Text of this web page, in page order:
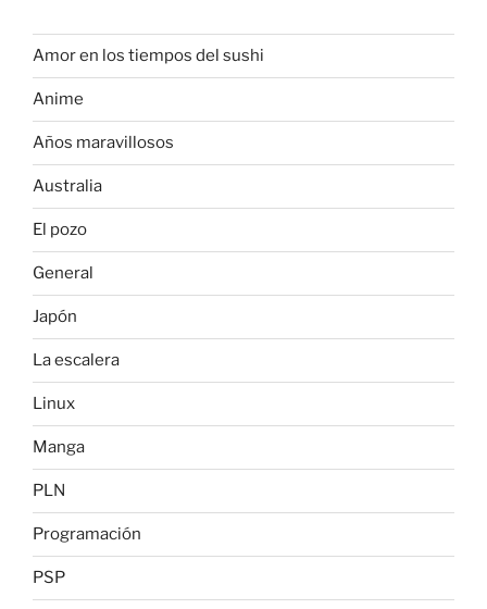
Amor en los tiempos del sushi
Anime
Años maravillosos
Australia
El pozo
General
Japón
La escalera
Linux
Manga
PLN
Programación
PSP